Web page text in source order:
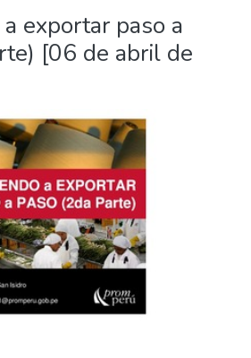
exportar paso a
[06 de abril de